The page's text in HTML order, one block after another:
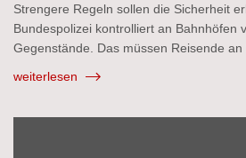
Strengere Regeln sollen die Sicherheit
Bundespolizei kontrolliert an Bahnhöfen
Gegenstände. Das müssen Reisende an
weiterlesen